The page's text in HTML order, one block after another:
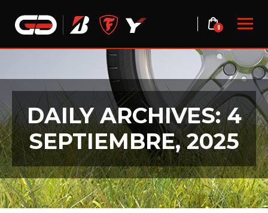
content
0
DAILY ARCHIVES: 4
SEPTIEMBRE, 2025